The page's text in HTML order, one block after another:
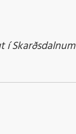
í Skarðsdalnum